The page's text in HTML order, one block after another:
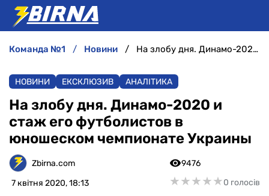
АНАЛІТИКА
ІНТЕРВ'Ю
РІЗНЕ
команда №1 новини На злобу дня. Динамо-2020 и стаж его футболистов в юношеском чемпионате Украины
НОВИНИ ЕКСКЛЮЗИВ АНАЛІТИКА
На злобу дня. Динамо-2020 и
стаж его футболистов в
юношеском чемпионате Украины
Zbirna.com
7 квітня 2020, 18:13
9476
★★★★★
★★★★★0 голосів